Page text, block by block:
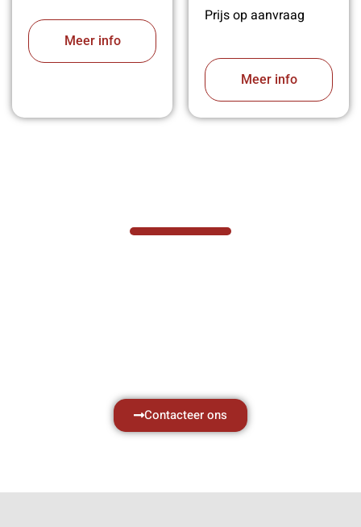
Meer info
Prijs op aanvraag
Meer info
Contacteer ons